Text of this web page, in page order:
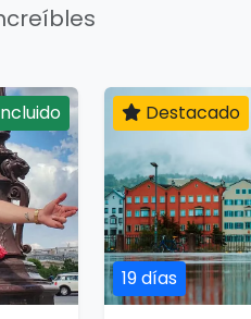
19 días
Destacado